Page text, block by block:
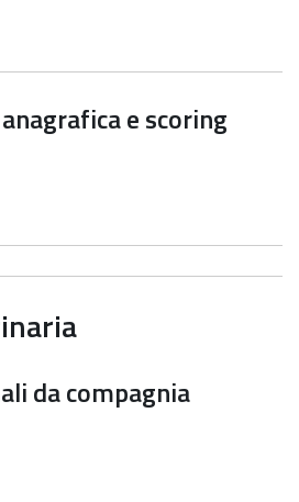
e scoring
da compagnia